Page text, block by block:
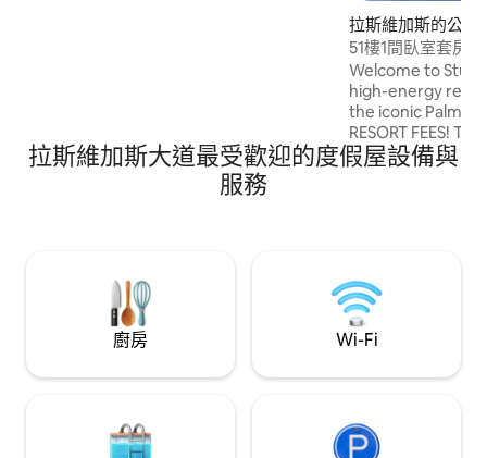
拉斯維加斯的公寓
51樓1間臥室套房
住6人
Welcome to
high-energy
the iconic Palms
RESORT FEES! This fully renovated,
luxury suite
views, immersive
game of pool or
while soaking in
cityscape.
拉斯維加斯大道最受歡迎的度假屋設備與
服務
廚房 Wi-Fi